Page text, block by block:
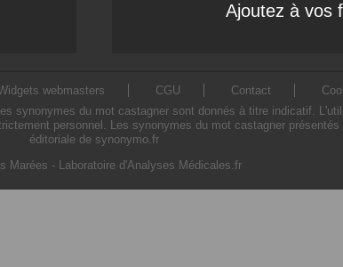
Ajoutez à vos
webmasters CGU Contact
synonymes du mot castagner sont donnés à titre indicatif.
personnel. Les synonymes du mot castagner
éditoriale de synonymo.fr
Marées - Laboratoire d'Analyses Médicales.fr